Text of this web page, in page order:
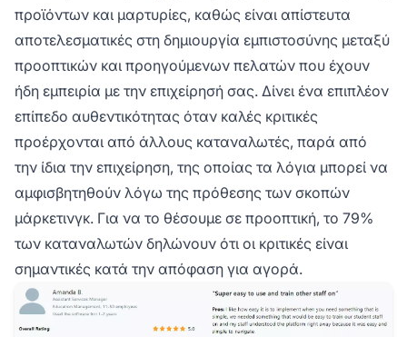
προϊόντων και μαρτυρίες, καθώς είναι απίστευτα
αποτελεσματικές στη δημιουργία εμπιστοσύνης μεταξύ
προοπτικών και προηγούμενων πελατών που έχουν
ήδη εμπειρία με την επιχείρησή σας. Δίνει ένα επιπλέον
επίπεδο αυθεντικότητας όταν καλές κριτικές
προέρχονται από άλλους καταναλωτές, παρά από
την ίδια την επιχείρηση, της οποίας τα λόγια μπορεί να
αμφισβητηθούν λόγω της πρόθεσης των σκοπών
μάρκετινγκ. Για να το θέσουμε σε προοπτική, το 79%
των καταναλωτών δηλώνουν ότι οι κριτικές είναι
σημαντικές κατά την απόφαση για αγορά.